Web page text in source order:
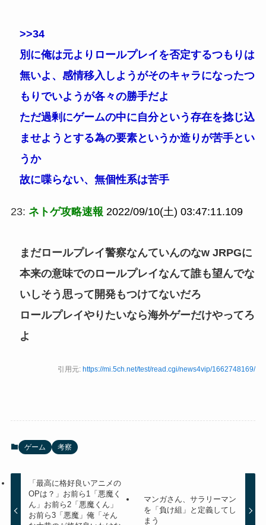
>>34
別に俺は元よりロールプレイを否定するつもりは
無いよ、感情移入しようがそのキャラになったつ
もりでいようが各々の勝手だよ
ただ過剰にゲームの中に自分という存在を捻じ込
ませようとする為の要素というか造りが苦手とい
うか
故に喋らない、無個性系は苦手
23: ネトゲ攻略速報 2022/09/10(土) 03:47:11.109
まだロールプレイ警察なんていんのなw JRPGに
本来の意味でのロールプレイなんて誰も望んでな
いしそう思って開発もつけてないだろ
ロールプレイやりたいなら海外ゲーだけやってろ
よ
引用元: https://mi.5ch.net/test/read.cgi/news4vip/1662748169/
ゲーム 考察
「最高に格好良いアニメの
OPは？」お前ら1「悪魔く
ん」お前ら2「悪魔くん」
お前ら3「悪魔」俺「そん
マンガさん、サラリーマン
を「負け組」と定義してし
まう